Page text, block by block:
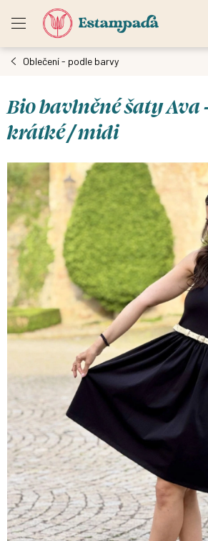
Oblečení - podle barvy
Bio bavlněné šaty Ava
krátké / midi